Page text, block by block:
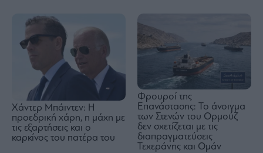
Χάντερ Μπάιντεν: Η
προεδρική χάρη, η μάχη με
τις εξαρτήσεις και ο
καρκίνος του πατέρα του
Φρουροί της
Επανάστασης: Το άνοιγμα
των Στενών του Ορμούζ
δεν σχετίζεται με τις
διαπραγματεύσεις
Τεχεράνης και Ομάν